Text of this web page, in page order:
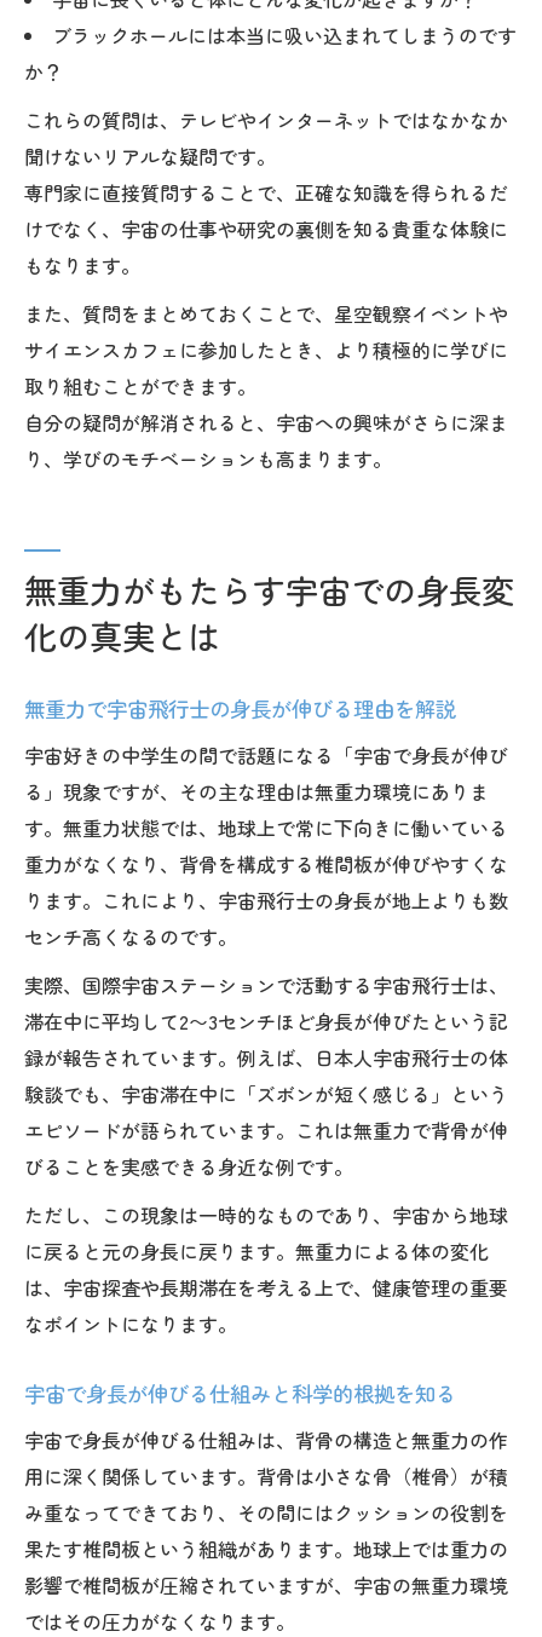
ブラックホールには本当に吸い込まれてしまうのです
か？
これらの質問は、テレビやインターネットではなかなか
聞けないリアルな疑問です。
専門家に直接質問することで、正確な知識を得られるだ
けでなく、宇宙の仕事や研究の裏側を知る貴重な体験に
もなります。
また、質問をまとめておくことで、星空観察イベントや
サイエンスカフェに参加したとき、より積極的に学びに
取り組むことができます。
自分の疑問が解消されると、宇宙への興味がさらに深ま
り、学びのモチベーションも高まります。
無重力がもたらす宇宙での身長変
化の真実とは
無重力で宇宙飛行士の身長が伸びる理由を解説
宇宙好きの中学生の間で話題になる「宇宙で身長が伸び
る」現象ですが、その主な理由は無重力環境にありま
す。無重力状態では、地球上で常に下向きに働いている
重力がなくなり、背骨を構成する椎間板が伸びやすくな
ります。これにより、宇宙飛行士の身長が地上よりも数
センチ高くなるのです。
実際、国際宇宙ステーションで活動する宇宙飛行士は、
滞在中に平均して2〜3センチほど身長が伸びたという記
録が報告されています。例えば、日本人宇宙飛行士の体
験談でも、宇宙滞在中に「ズボンが短く感じる」という
エピソードが語られています。これは無重力で背骨が伸
びることを実感できる身近な例です。
ただし、この現象は一時的なものであり、宇宙から地球
に戻ると元の身長に戻ります。無重力による体の変化
は、宇宙探査や長期滞在を考える上で、健康管理の重要
なポイントになります。
宇宙で身長が伸びる仕組みと科学的根拠を知る
宇宙で身長が伸びる仕組みは、背骨の構造と無重力の作
用に深く関係しています。背骨は小さな骨（椎骨）が積
み重なってできており、その間にはクッションの役割を
果たす椎間板という組織があります。地球上では重力の
影響で椎間板が圧縮されていますが、宇宙の無重力環境
ではその圧力がなくなります。